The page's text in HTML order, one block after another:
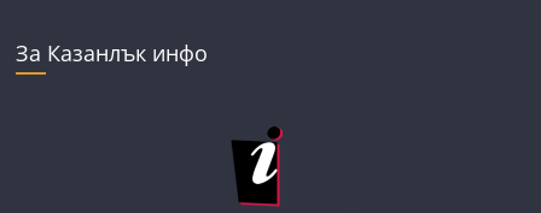
За Казанлък инфо